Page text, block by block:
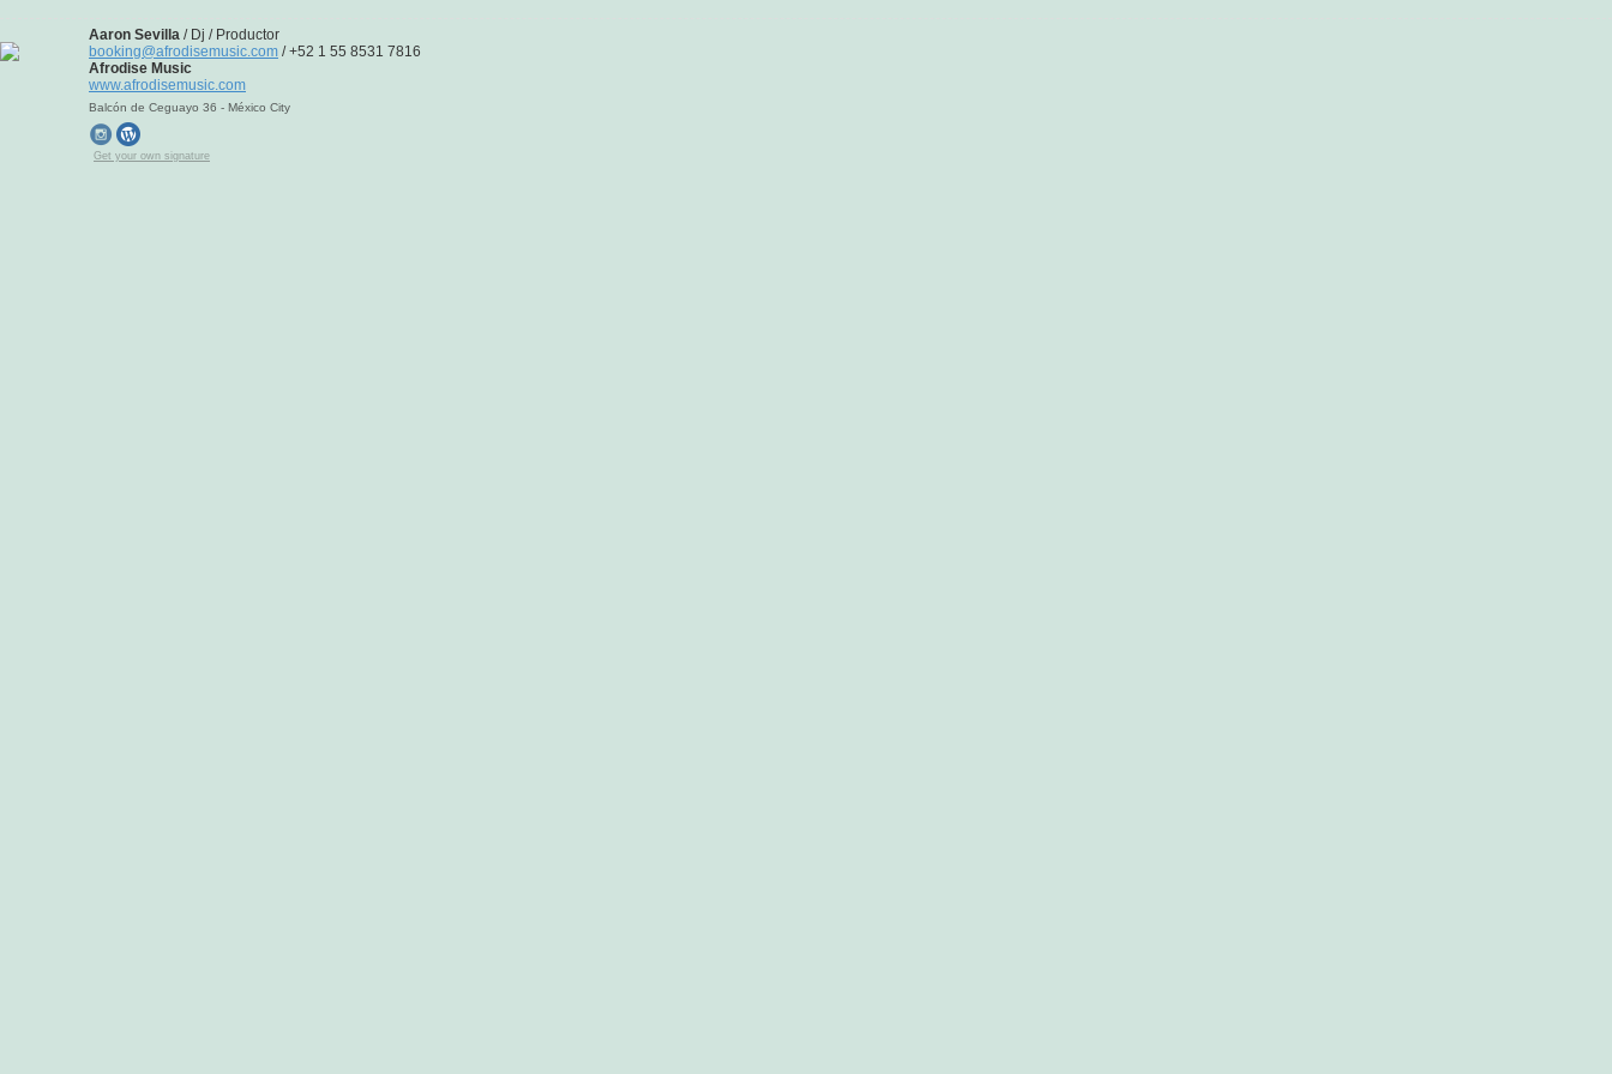
Aaron Sevilla / Dj / Productor
booking@afrodisemusic.com / +52 1 55 8531 7816
Afrodise Music
www.afrodisemusic.com
Balcón de Ceguayo 36 - México City
Get your own signature